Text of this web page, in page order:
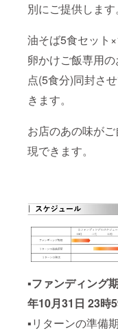
別にご提供します。
油そば5食セット
卵かけご飯専用の
点(5食分)同封さ
きます。
お店のあの味が
現できます。
▪ファンディング
年10月31日 23時
▪リターンの準備